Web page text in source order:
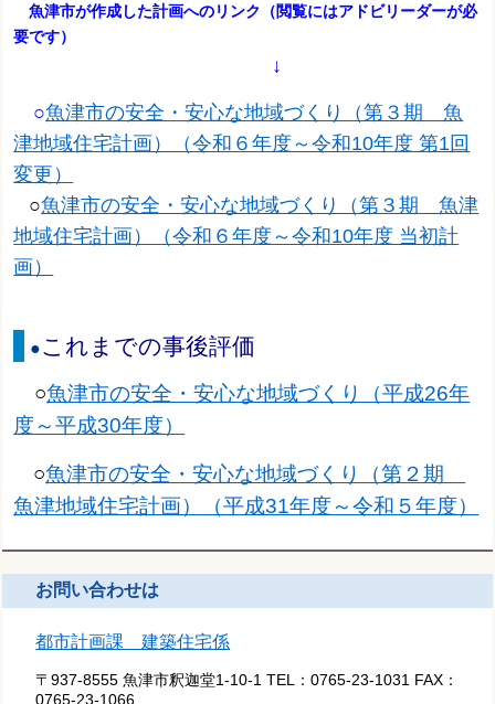
魚津市が作成した計画へのリンク（閲覧にはアドビリーダーが必
要です）
↓
○魚津市の安全・安心な地域づくり（第３期 魚
津地域住宅計画）（令和６年度～令和10年度 第1回
変更）
○魚津市の安全・安心な地域づくり（第３期 魚津
地域住宅計画）（令和６年度～令和10年度 当初計
画）
●これまでの事後評価
○魚津市の安全・安心な地域づくり（平成26年
度～平成30年度）
○魚津市の安全・安心な地域づくり（第２期
魚津地域住宅計画）（平成31年度～令和５年度）
お問い合わせは
都市計画課 建築住宅係
〒937-8555 魚津市釈迦堂1-10-1 TEL：0765-23-1031 FAX：
0765-23-1066